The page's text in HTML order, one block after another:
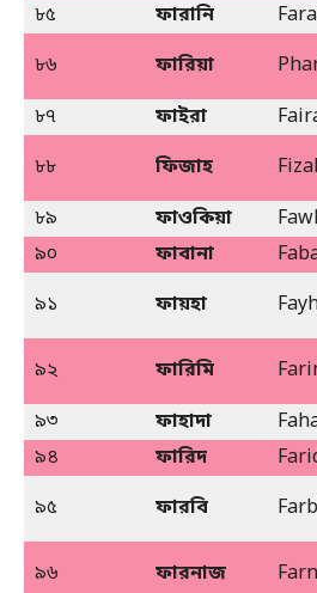
৮৫
ফারানি
৮৬
ফারিয়া
৮৭
ফাইরা
৮৮
ফিজাহ
৮৯
ফাওকিয়া
৯০
ফাবানা
৯১
ফায়হা
৯২
ফারিমি
৯৩
ফাহাদা
৯৪
ফারিদ
৯৫
ফারবি
৯৬
ফারনাজ